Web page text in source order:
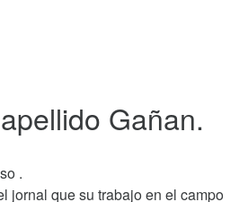
Gañan.
.
jornal que su trabajo en el campo